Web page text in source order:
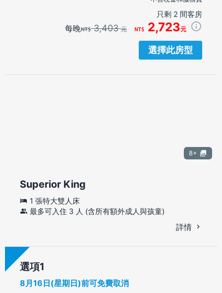
只剩 2 間客房
每晚 3,403元 2,723元
選擇此房型
8+
Superior King
1 張特大雙人床
最多可入住 3 人 (含所有額外成人與孩童)
詳情
選項
8月16日(星期日)前可免費取消